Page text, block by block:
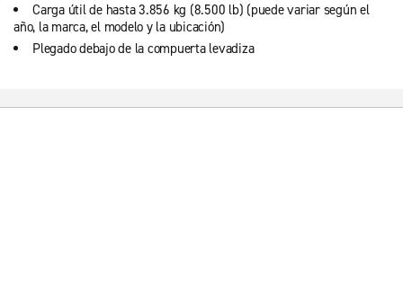
Carga útil de hasta 3.856 kg (8.500 lb) (puede variar según el
año, la marca, el modelo y la ubicación)
Plegado debajo de la compuerta levadiza